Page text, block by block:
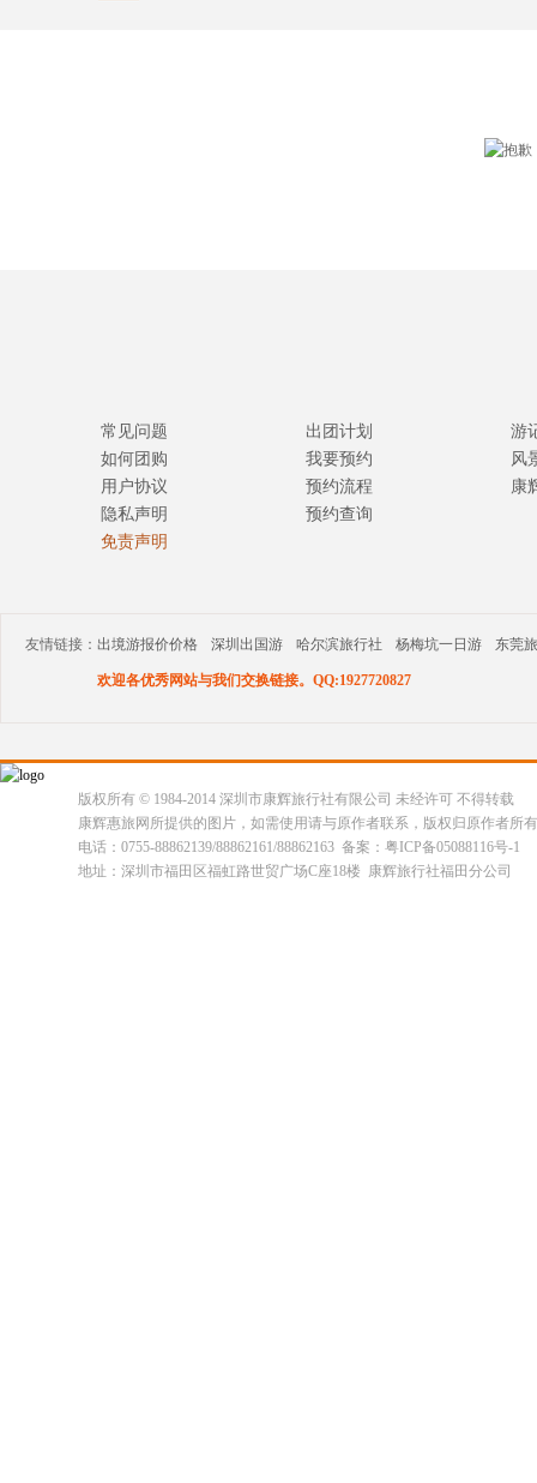
常见问题
如何团购
用户协议
隐私声明
免责声明
出团计划
我要预约
预约流程
预约查询
游
风
康
友情链接： 出境游报价价格 深圳出国游 哈尔滨旅行社 杨梅坑一日游 东莞
欢迎各优秀网站与我们交换链接。QQ:1927720827
版权所有 © 1984-2014 深圳市康辉旅行社有限公司 未经许可 不得转载
康辉惠旅网所提供的图片，如需使用请与原作者联系，版权归原作者所
电话：0755-88862139/88862161/88862163 备案：粤ICP备05088116号-1
地址：深圳市福田区福虹路世贸广场C座18楼 康辉旅行社福田分公司